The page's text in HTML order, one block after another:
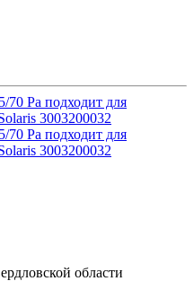
области